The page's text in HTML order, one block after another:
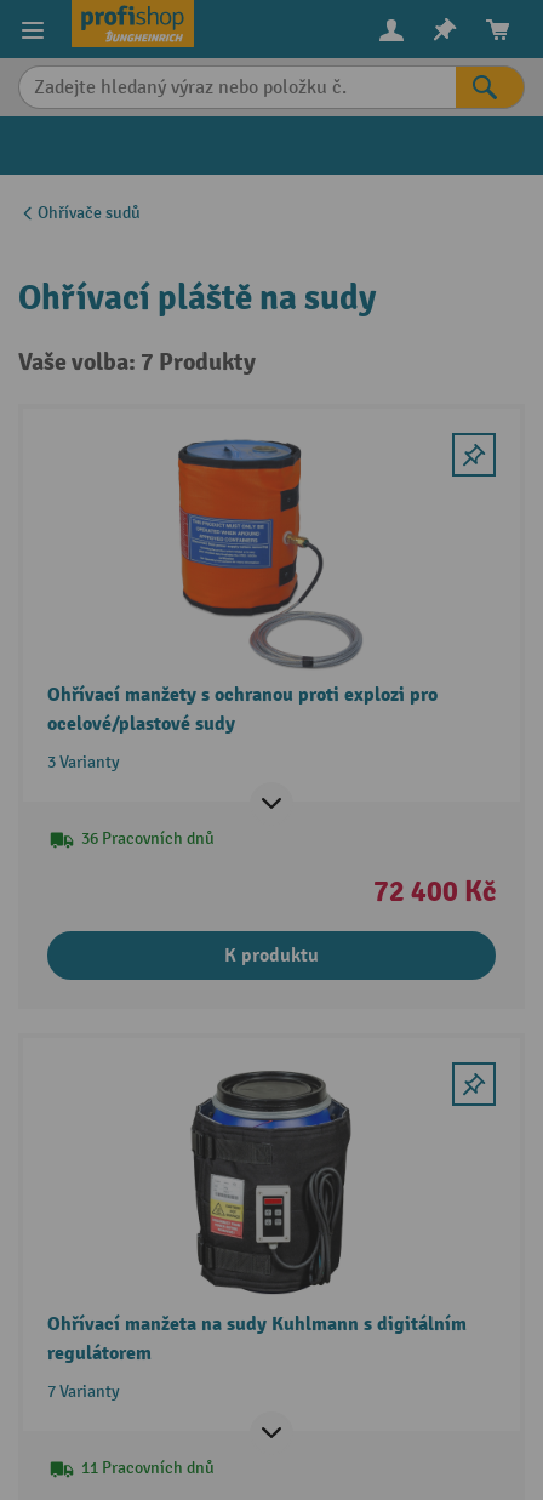
content
Ohřívače sudů
Ohřívací pláště na sudy
Vaše volba: 7 Produkty
Ohřívací manžety s ochranou proti explozi pro
ocelové/plastové sudy
3 Varianty
36 Pracovních dnů
72 400 Kč
K produktu
Ohřívací manžeta na sudy Kuhlmann s digitálním
regulátorem
7 Varianty
11 Pracovních dnů